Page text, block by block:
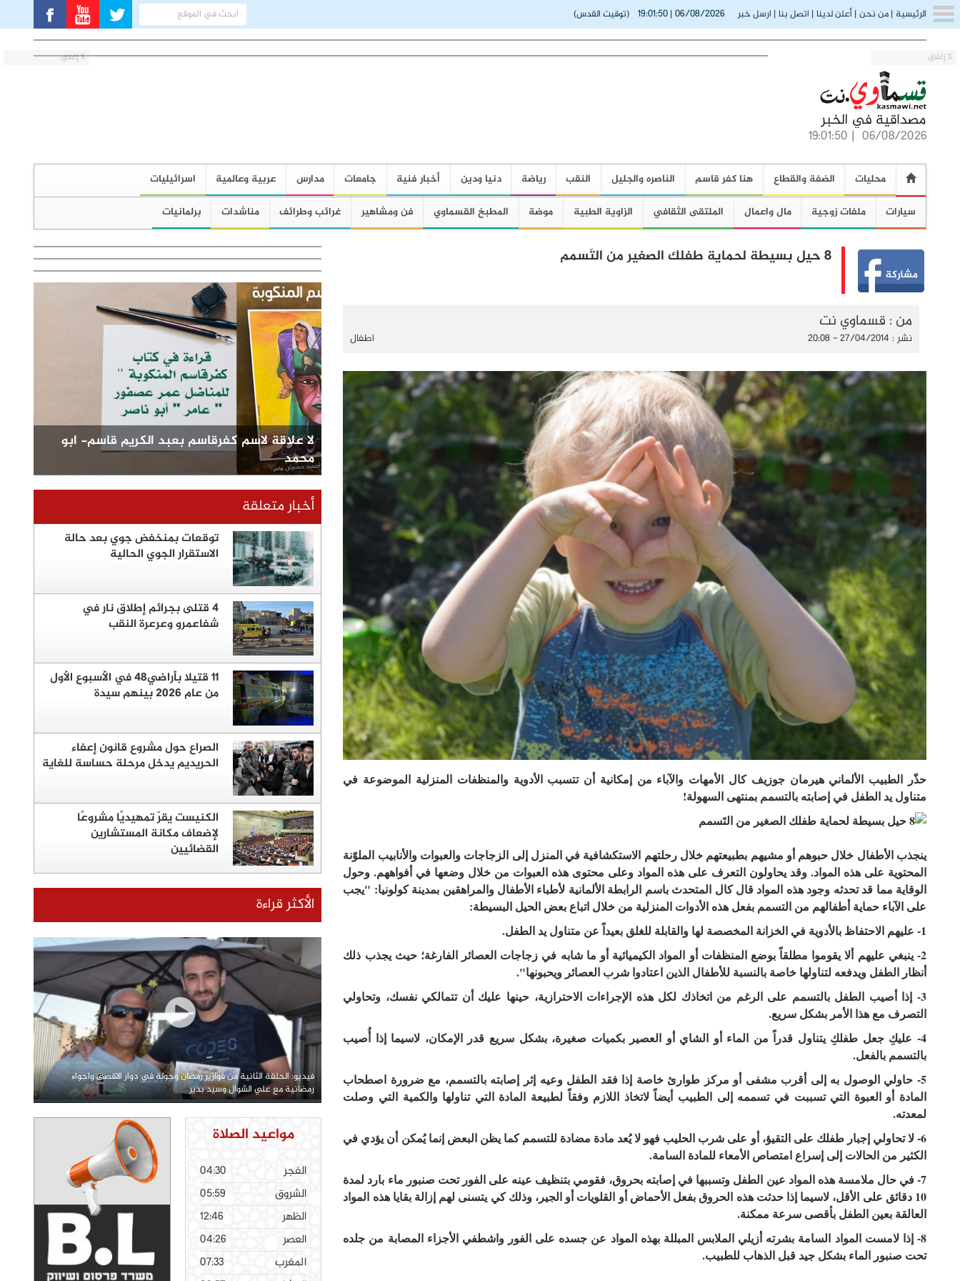
X إغلاق X إغلاق
الرئيسية |من نحن|أعلن لدينا | اتصل بنا | ارسل خبر 06/08/2026
|
19:01:51(توقيت القدس)
06/08/2026
|
19:01:51
محليات الضفة والقطاع هنا كفر قاسم الناصره والجليل النقب رياضة دنيا ودين أخبار فنية جامعات مدارس عربية وعالمية
اسرائيليات
سيارات
ملفات زوجية مال واعمال الملتقى الثقافي الزاوية الطبية موضة المطبخ القسماوي فن ومشاهير غرائب وطرائف مناشدات برلمانيات
8 حيل بسيطة لحماية طفلك الصغير من التَسمم
من : قسماوي نت
نشر : 27/04/2014 - 20:08 اطفال
حذّر الطبيب الألماني هيرمان جوزيف كال الأمهات والآباء من إمكانية أن تتسبب الأدوية والمنظفات المنزلية الموضوعة في
متناول يد الطفل في إصابته بالتسمم بمنتهى السهولة!
ينجذب الأطفال خلال حبوهم أو مشيهم بطبيعتهم خلال رحلتهم الاستكشافية في المنزل إلى الزجاجات والعبوات والأنابيب الملوّنة
المحتوية على هذه المواد. وقد يحاولون التعرف على هذه المواد وعلى محتوى هذه العبوات من خلال وضعها في أفواههم. وحول
الوقاية مما قد تحدثه وجود هذه المواد قال كال المتحدث باسم الرابطة الألمانية لأطباء الأطفال والمراهقين بمدينة كولونيا: "يجب
على الآباء حماية أطفالهم من التسمم بفعل هذه الأدوات المنزلية من خلال اتباع بعض الحيل البسيطة:
1- عليهم الاحتفاظ بالأدوية في الخزانة المخصصة لها والقابلة للغلق بعيداً عن متناول يد الطفل.
2- ينبغي عليهم ألا يقوموا مطلقاً بوضع المنظفات أو المواد الكيميائية أو ما شابه في زجاجات العصائر الفارغة؛ حيث يجذب ذلك
أنظار الطفل ويدفعه لتناولها خاصة بالنسبة للأطفال الذين اعتادوا شرب العصائر ويحبونها".
3- إذا أصيب الطفل بالتسمم على الرغم من اتخاذك لكل هذه الإجراءات الاحترازية، حينها عليك أن تتمالكي نفسك، وتحاولي
التصرف مع هذا الأمر بشكل سريع.
4- عليكِ جعل طفلكِ يتناول قدراً من الماء أو الشاي أو العصير بكميات صغيرة، بشكل سريع قدر الإمكان، لاسيما إذا أُصيب
بالتسمم بالفعل.
5- حاولي الوصول به إلى أقرب مشفى أو مركز طوارئ خاصة إذا فقد الطفل وعيه إثر إصابته بالتسمم، مع ضرورة اصطحاب
المادة أو العبوة التي تسببت في تسممه إلى الطبيب أيضاً لاتخاذ اللازم وفقاً لطبيعة المادة التي تناولها والكمية التي وصلت
لمعدته.
6- لا تحاولي إجبار طفلك على التقيؤ، أو على شرب الحليب فهو لا يُعد مادة مضادة للتسمم كما يظن البعض إنما يُمكن أن يؤدي في
الكثير من الحالات إلى إسراع امتصاص الأمعاء للمادة السامة.
7- في حال ملامسة هذه المواد عين الطفل وتسببها في إصابته بحروق، فقومي بتنظيف عينه على الفور تحت صنبور ماء بارد لمدة
10 دقائق على الأقل، لاسيما إذا حدثت هذه الحروق بفعل الأحماض أو القلويات أو الجير، وذلك كي يتسنى لهم إزالة بقايا هذه المواد
العالقة بعين الطفل بأقصى سرعة ممكنة.
8- إذا لامست المواد السامة بشرته أزيلي الملابس المبللة بهذه المواد عن جسده على الفور واشطفي الأجزاء المصابة من جلده
تحت صنبور الماء بشكل جيد قبل الذهاب للطبيب.
لا علاقة لاسم كفرقاسم بعبد الكريم قاسم- ابو
محمد
أخبار متعلقة
توقعات بمنخفض جوي بعد حالة
الاستقرار الجوي الحالية
4 قتلى بجرائم إطلاق نار في
شفاعمرو وعرعرة النقب
11 قتيلا بأراضي48 في الأسبوع الأول
من عام 2026 بينهم سيدة
الصراع حول مشروع قانون إعفاء
الحريديم يدخل مرحلة حساسة للغاية
الكنيست يقرّ تمهيديًا مشروعًا
لإضعاف مكانة المستشارين
القضائيين
الأكثر قراءة
فيديو: الحلقة الثانية من فوازير رمضان وجولة في دوار الاقصى واجواء
رمضانية مع علي الشوال وسيد بدير
مواعيد الصلاة
الفجر
04:30
الشروق
05:59
الظهر
12:46
العصر
04:26
المغرب
07:33